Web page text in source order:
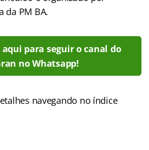
da PM BA.
aqui para seguir o canal do
no Whatsapp!
navegando no índice